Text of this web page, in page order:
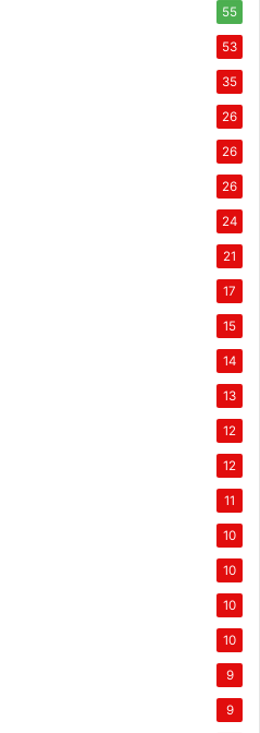
55
53
35
26
26
26
24
21
17
15
14
13
12
12
11
10
10
10
10
9
9